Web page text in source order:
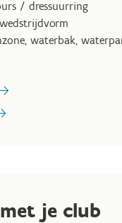
/ dressuurring
waterbak,
je club